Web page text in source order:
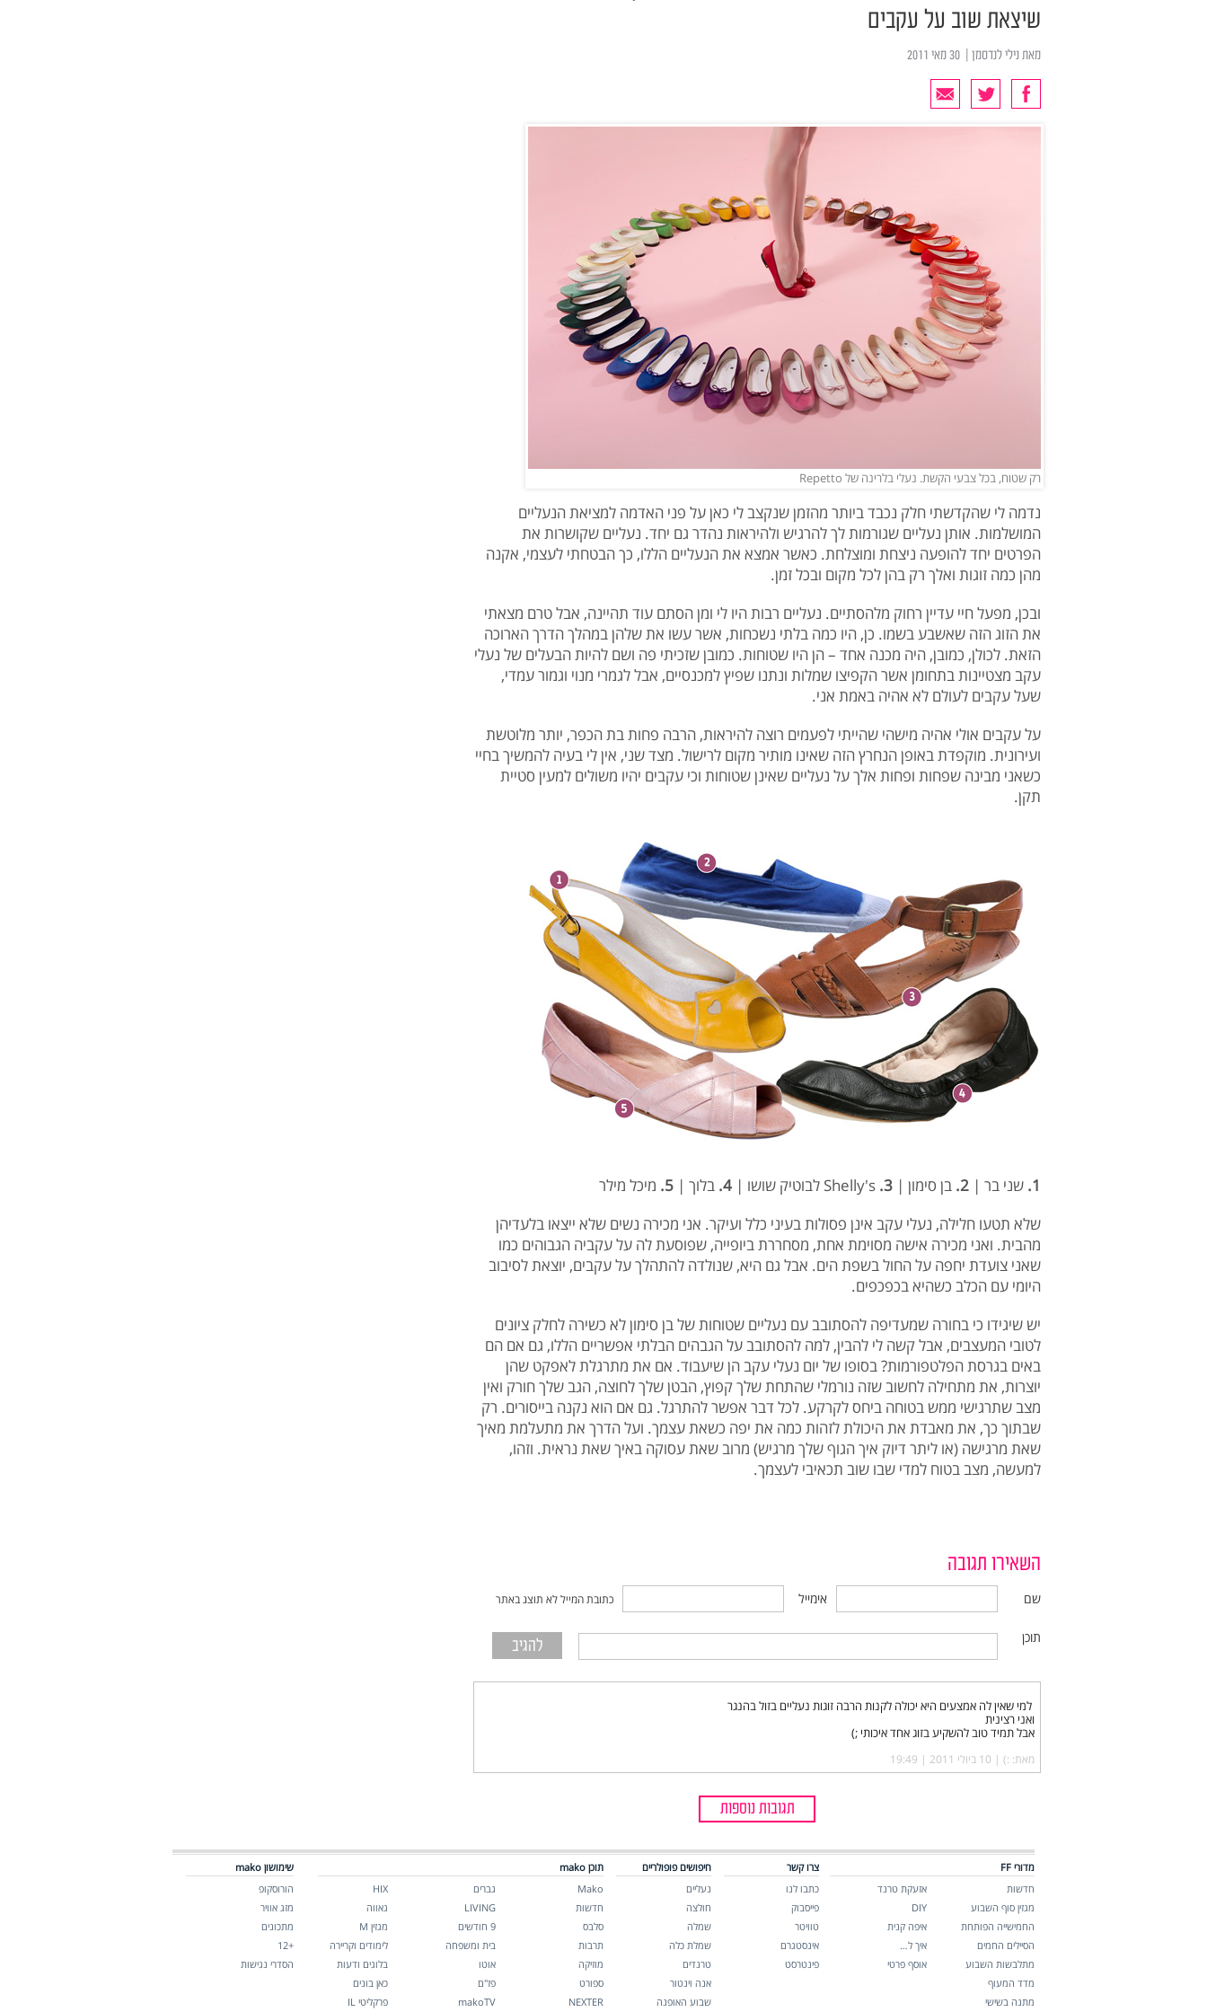
שיצאת שוב על עקבים
מאתנילי לנדסמן
רק שטוח, בכל צבעי הקשת. נעלי בלרינה של Repetto
נדמה לי שהקדשתי חלק נכבד ביותר מהזמן שנקצב לי כאן על פני האדמה למציאת הנעליים
המושלמות. אותן נעליים שגורמות לך להרגיש ולהיראות נהדר גם יחד. נעליים שקושרות את
הפרטים יחד להופעה ניצחת ומוצלחת. כאשר אמצא את הנעליים הללו, כך הבטחתי לעצמי, אקנה
מהן כמה זוגות ואלך רק בהן לכל מקום ובכל זמן.
ובכן, מפעל חיי עדיין רחוק מלהסתיים. נעליים רבות היו לי ומן הסתם עוד תהיינה, אבל טרם מצאתי
את הזוג הזה שאשבע בשמו. כן, היו כמה בלתי נשכחות, אשר עשו את שלהן במהלך הדרך הארוכה
הזאת. לכולן, כמובן, היה מכנה אחד – הן היו שטוחות. כמובן שזכיתי פה ושם להיות הבעלים של נעלי
עקב מצטיינות בתחומן אשר הקפיצו שמלות ונתנו שפיץ למכנסיים, אבל לגמרי מנוי וגמור עמדי,
שעל עקבים לעולם לא אהיה באמת אני.
על עקבים אולי אהיה מישהי שהייתי לפעמים רוצה להיראות, הרבה פחות בת הכפר, יותר מלוטשת
ועירונית. מוקפדת באופן הנחרץ הזה שאינו מותיר מקום לרישול. מצד שני, אין לי בעיה להמשיך בחיי
כשאני מבינה שפחות ופחות אלך על נעליים שאינן שטוחות וכי עקבים יהיו משולים למעין סטיית
תקן.
1. שני בר | 2. בן סימון | 3.
4. בלוך | 5. מיכל מילר
שלא תטעו חלילה, נעלי עקב אינן פסולות בעיני כלל ועיקר. אני מכירה נשים שלא ייצאו בלעדיהן
מהבית. ואני מכירה אישה מסוימת אחת, מסחררת ביופייה, שפוסעת לה על עקביה הגבוהים כמו
שאני צועדת יחפה על החול בשפת הים. אבל גם היא, שנולדה להתהלך על עקבים, יוצאת לסיבוב
היומי עם הכלב כשהיא בכפכפים.
יש שיגידו כי בחורה שמעדיפה להסתובב עם נעליים שטוחות של בן סימון לא כשירה לחלק ציונים
לטובי המעצבים, אבל קשה לי להבין, למה להסתובב על הגבהים הבלתי אפשריים הללו, גם אם הם
באים בגרסת הפלטפורמות? בסופו של יום נעלי עקב הן שיעבוד. אם את מתרגלת לאפקט שהן
יוצרות, את מתחילה לחשוב שזה נורמלי שהתחת שלך קפוץ, הבטן שלך לחוצה, הגב שלך חורק ואין
מצב שתרגישי ממש בטוחה ביחס לקרקע. לכל דבר אפשר להתרגל. גם אם הוא נקנה בייסורים. רק
שבתוך כך, את מאבדת את היכולת לזהות כמה את יפה כשאת עצמך. ועל הדרך את מתעלמת מאיך
שאת מרגישה (או ליתר דיוק איך הגוף שלך מרגיש) מרוב שאת עסוקה באיך שאת נראית. וזהו,
למעשה, מצב בטוח למדי שבו שוב תכאיבי לעצמך.
השאירו תגובה
שם אימייל כתובת המייל לא תוצג באתר
תוכן
למי שאין לה אמצעים היא יכולה לקנות הרבה זוגות נעליים בזול בהנגר
ואני רצינית
אבל תמיד טוב להשקיע בזוג אחד איכותי ;)
מאת: :) |‏ 10 ביולי 2011 | 19:49
תגובות נוספות
מדורי FF
חדשות
מגזין סוף השבוע
החמישייה הפותחת
הסיילים החמים
מתלבשות השבוע
מדד המעוף
מתנה בשישי
אזעקת טרנד
DIY
איפה קנית
איך ל…
אוסף פרטי
צרו קשר
כתבו לנו
פייסבוק
טוויטר
אינסטגרם
פינטרסט
חיפושים פופולריים
נעליים
חולצה
שמלה
שמלת כלה
טרנדים
אנה וינטור
שבוע האופנה
תוכן mako
Mako
חדשות
סלבס
תרבות
מוזיקה
ספורט
NEXTER
גברים
LIVING
9 חודשים
בית ומשפחה
אוטו
פז"ם
makoTV
HIX
גאווה
מגזין M
לימודים וקריירה
בלוגים ודעות
כאן בונים
פרקליטי IL
שימושון mako
הורוסקופ
מזג אוויר
מתכונים
+12
הסדרי נגישות